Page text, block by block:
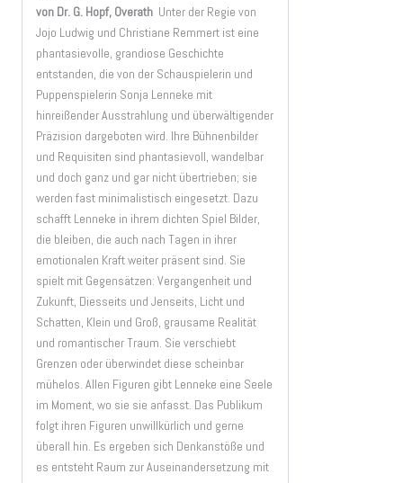
von Dr. G. Hopf, Overath Unter der Regie von
Jojo Ludwig und Christiane Remmert ist eine
phantasievolle, grandiose Geschichte
entstanden, die von der Schauspielerin und
Puppenspielerin Sonja Lenneke mit
hinreißender Ausstrahlung und überwältigender
Präzision dargeboten wird. Ihre Bühnenbilder
und Requisiten sind phantasievoll, wandelbar
und doch ganz und gar nicht übertrieben; sie
werden fast minimalistisch eingesetzt. Dazu
schafft Lenneke in ihrem dichten Spiel Bilder,
die bleiben, die auch nach Tagen in ihrer
emotionalen Kraft weiter präsent sind. Sie
spielt mit Gegensätzen: Vergangenheit und
Zukunft, Diesseits und Jenseits, Licht und
Schatten, Klein und Groß, grausame Realität
und romantischer Traum. Sie verschiebt
Grenzen oder überwindet diese scheinbar
mühelos. Allen Figuren gibt Lenneke eine Seele
im Moment, wo sie sie anfasst. Das Publikum
folgt ihren Figuren unwillkürlich und gerne
überall hin. Es ergeben sich Denkanstöße und
es entsteht Raum zur Auseinandersetzung mit